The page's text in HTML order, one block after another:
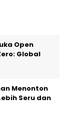
Open
Global
Menonton
Seru dan